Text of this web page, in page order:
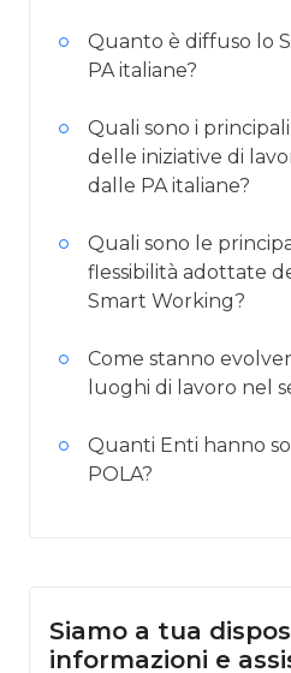
Quanto è diffuso lo
PA italiane?
Quali sono i
delle iniziative di
dalle PA italiane?
Quali sono le
flessibilità adottate
Smart Working?
Come stanno
luoghi di lavoro nel
Quanti Enti hanno
POLA?
Siamo a tua
informazioni e